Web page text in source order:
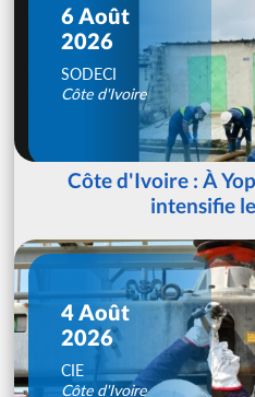
6 Août
2026
SODECI
Côte d'Ivoire
Côte d'Ivoire : À
intensifie
4 Août
2026
CIE
Côte d'Ivoire